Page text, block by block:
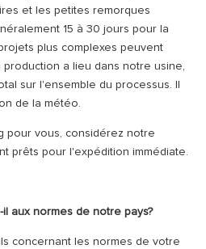
et les petites remorques
15 à 30 jours pour la
plus complexes peuvent
a lieu dans notre usine,
sur l'ensemble du processus. Il
de la météo.
pour vous, considérez notre
prêts pour l'expédition immédiate.
aux normes de notre pays?
concernant les normes de votre